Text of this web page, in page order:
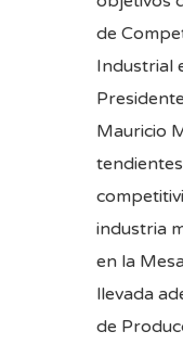
de
Industrial
Mauricio
industria
en la
llevada
de